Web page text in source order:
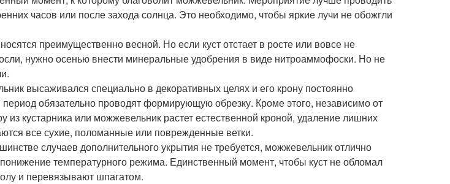
часов или после захода солнца. Это необходимо, чтобы яркие лучи не обожгли
преимущественно весной. Но если куст отстает в росте или вовсе не
нужно осенью внести минеральные удобрения в виде нитроаммофоски. Но не
высаживался специально в декоративных целях и его крону постоянно
обязательно проводят формирующую обрезку. Кроме этого, независимо от
из кустарника или можжевельник растет естественной кроной, удаление лишних
все сухие, поломанные или поврежденные ветки.
случаев дополнительного укрытия не требуется, можжевельник отлично
температурного режима. Единственный момент, чтобы куст не обломал
и перевязывают шпагатом.